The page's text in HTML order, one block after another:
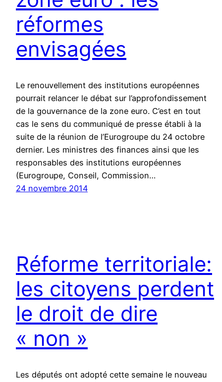
réformes
envisagées
Le renouvellement des institutions européennes
pourrait relancer le débat sur l’approfondissement
de la gouvernance de la zone euro. C’est en tout
cas le sens du communiqué de presse établi à la
suite de la réunion de l’Eurogroupe du 24 octobre
dernier. Les ministres des finances ainsi que les
responsables des institutions européennes
(Eurogroupe, Conseil, Commission…
24 novembre 2014
Réforme territoriale:
les citoyens perdent
le droit de dire
« non »
Les députés ont adopté cette semaine le nouveau